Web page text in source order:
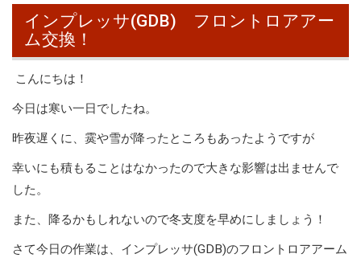
インプレッサ(GDB) フロントロアアー
ム交換！
こんにちは！
今日は寒い一日でしたね。
昨夜遅くに、霙や雪が降ったところもあったようですが
幸いにも積もることはなかったので大きな影響は出ませんで
した。
また、降るかもしれないので冬支度を早めにしましょう！
さて今日の作業は、インプレッサ(GDB)のフロントロアアーム